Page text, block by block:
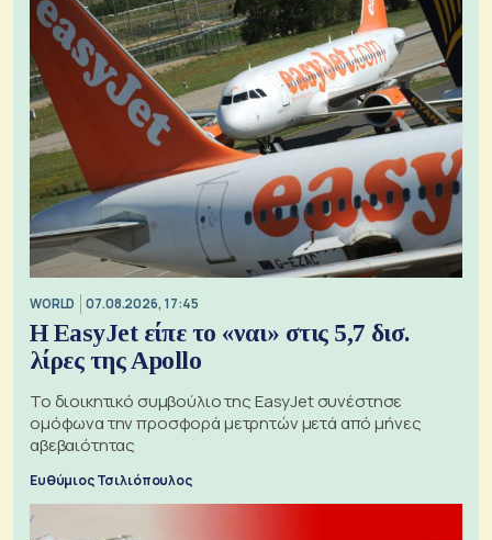
WORLD 07.08.2026, 17:45
Η EasyJet είπε το «ναι» στις 5,7 δισ.
λίρες της Apollo
Το διοικητικό συμβούλιο της EasyJet συνέστησε
ομόφωνα την προσφορά μετρητών μετά από μήνες
αβεβαιότητας
Ευθύμιος Τσιλιόπουλος